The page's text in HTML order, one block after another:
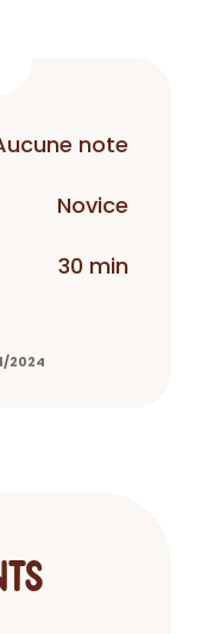
note
Novice
30 min
2024